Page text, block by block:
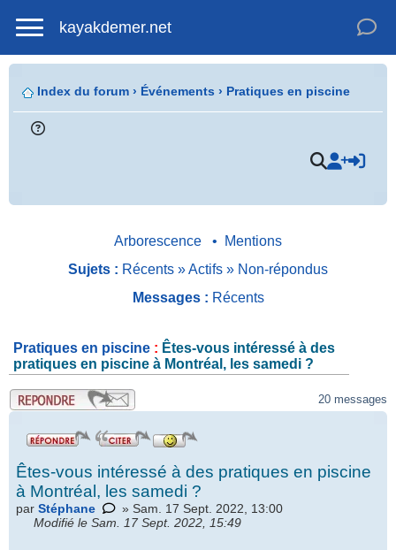
kayakdemer.net
Index du forum › Événements › Pratiques en piscine
Arborescence •
Mentions
Sujets : Récents »Actifs » Non-répondus
Messages : Récents
Pratiques en piscine : Êtes-vous intéressé à des
pratiques en piscine à Montréal, les samedi ?
.
20 messages
Êtes-vous intéressé à des pratiques en piscine
à Montréal, les samedi ?
par Stéphane
» Sam. 17 Sept. 2022, 13:00
Modifié le Sam. 17 Sept. 2022, 15:49